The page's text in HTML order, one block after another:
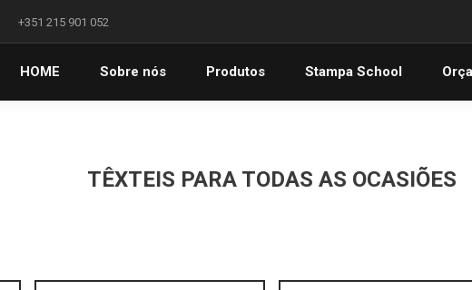
+351 215 901 052
HOME Sobre nós Produtos Stampa School
TÊXTEIS PARA TODAS AS OCASIÕES